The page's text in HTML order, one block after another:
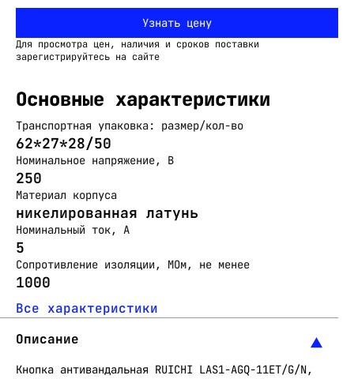
Узнать цену
Для просмотра цен, наличия и сроков поставки
зарегистрируйтесь на сайте
Основные характеристики
Транспортная упаковка: размер/кол-во
62*27*28/50
Номинальное напряжение, В
250
Материал корпуса
никелированная латунь
Номинальный ток, А
5
Сопротивление изоляции, МОм, не менее
1000
Все характеристики
Описание
Кнопка антивандальная RUICHI LAS1-AGQ-11ET/G/N,